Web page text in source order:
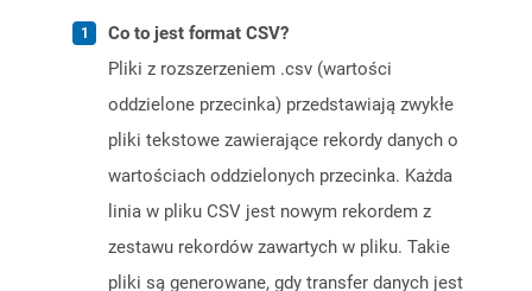
Co to jest format CSV?
Pliki z rozszerzeniem .csv (wartości
oddzielone przecinka) przedstawiają zwykłe
pliki tekstowe zawierające rekordy danych o
wartościach oddzielonych przecinka. Każda
linia w pliku CSV jest nowym rekordem z
zestawu rekordów zawartych w pliku. Takie
pliki są generowane, gdy transfer danych jest